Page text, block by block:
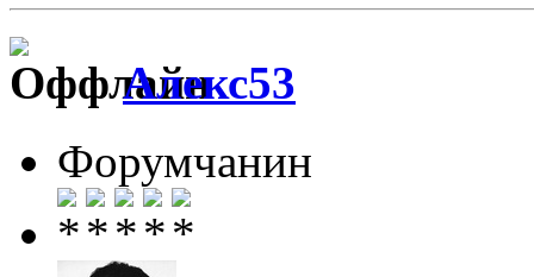
Алекс53
Форумчанин